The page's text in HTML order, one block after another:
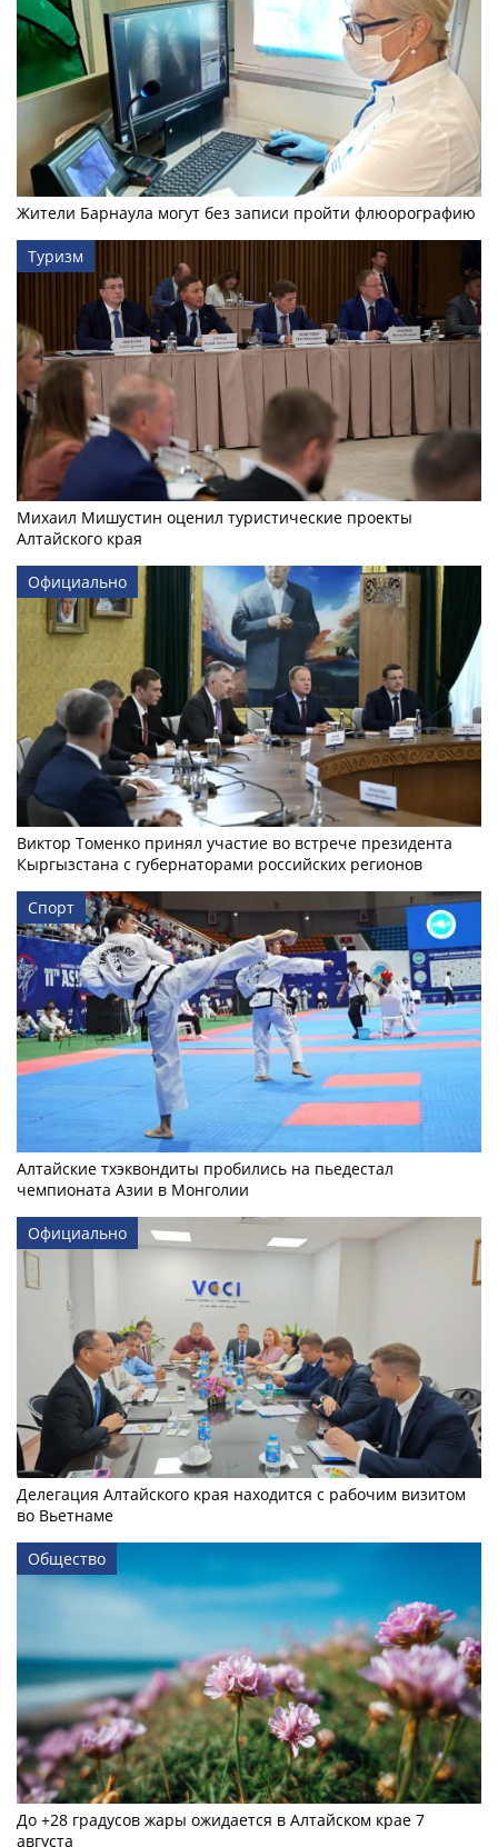
Жители Барнаула могут без записи пройти флюорографию
Туризм
Михаил Мишустин оценил туристические проекты
Алтайского края
Официально
Виктор Томенко принял участие во встрече президента
Кыргызстана с губернаторами российских регионов
Спорт
Алтайские тхэквондиты пробились на пьедестал
чемпионата Азии в Монголии
Официально
Делегация Алтайского края находится с рабочим визитом
во Вьетнаме
Общество
До +28 градусов жары ожидается в Алтайском крае 7
августа